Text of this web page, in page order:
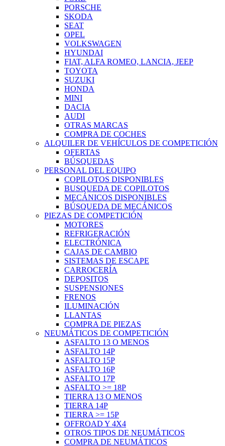
PORSCHE
SKODA
SEAT
OPEL
VOLKSWAGEN
HYUNDAI
FIAT, ALFA ROMEO, LANCIA, JEEP
TOYOTA
SUZUKI
HONDA
MINI
DACIA
AUDI
OTRAS MARCAS
COMPRA DE COCHES
ALQUILER DE VEHÍCULOS DE COMPETICIÓN
OFERTAS
BÚSQUEDAS
PERSONAL DEL EQUIPO
COPILOTOS DISPONIBLES
BUSQUEDA DE COPILOTOS
MECÁNICOS DISPONIBLES
BÚSQUEDA DE MECÁNICOS
PIEZAS DE COMPETICIÓN
MOTORES
REFRIGERACIÓN
ELECTRÓNICA
CAJAS DE CAMBIO
SISTEMAS DE ESCAPE
CARROCERÍA
DEPOSITOS
SUSPENSIONES
FRENOS
ILUMINACIÓN
LLANTAS
COMPRA DE PIEZAS
NEUMÁTICOS DE COMPETICIÓN
ASFALTO 13 O MENOS
ASFALTO 14P
ASFALTO 15P
ASFALTO 16P
ASFALTO 17P
ASFALTO >= 18P
TIERRA 13 O MENOS
TIERRA 14P
TIERRA >= 15P
OFFROAD Y 4X4
OTROS TIPOS DE NEUMÁTICOS
COMPRA DE NEUMÁTICOS